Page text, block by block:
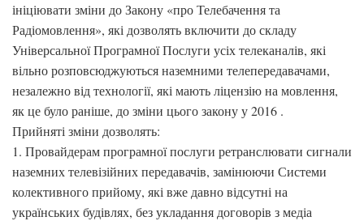
ініціювати зміни до Закону «про Телебачення та
Радіомовлення», які дозволять включити до складу
Універсальної Програмної Послуги усіх телеканалів, які
вільно розповсюджуються наземними телепередавачами,
незалежно від технології, які мають ліцензію на мовлення,
як це було раніше, до зміни цього закону у 2016 .
Прийняті зміни дозволять:
1. Провайдерам програмної послуги ретранслювати сигнали
наземних телевізійних передавачів, замінюючи Системи
колективного прийому, які вже давно відсутні на
українських будівлях, без укладання договорів з медіа